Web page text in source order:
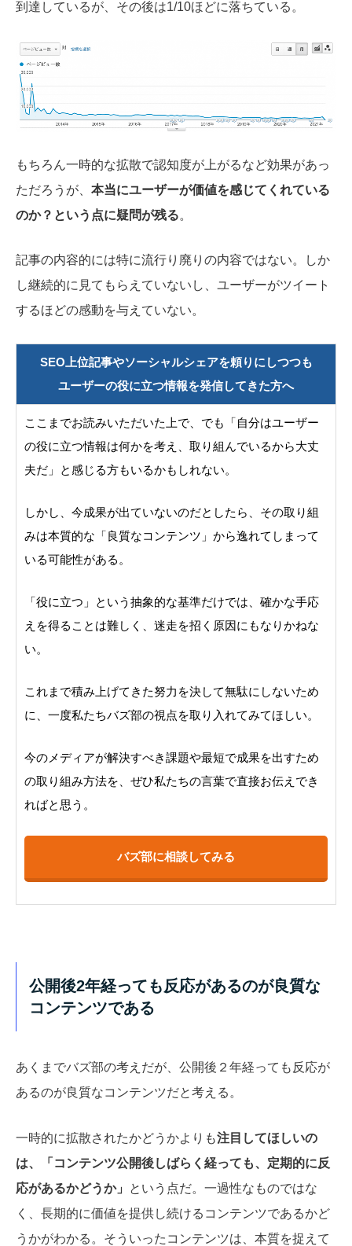
到達しているが、その後は1/10ほどに落ちている。
もちろん一時的な拡散で認知度が上がるなど効果があっ
ただろうが、 本当にユーザーが価値を感じてくれている
のか？という点に疑問が残る。
記事の内容的には特に流行り廃りの内容ではない。しか
し継続的に見てもらえていないし、ユーザーがツイート
するほどの感動を与えていない。
SEO上位記事やソーシャルシェアを頼りにしつつも
ユーザーの役に立つ情報を発信してきた方へ
ここまでお読みいただいた上で、でも「自分はユーザー
の役に立つ情報は何かを考え、取り組んでいるから大丈
夫だ」と感じる方もいるかもしれない。
しかし、今成果が出ていないのだとしたら、その取り組
みは本質的な「良質なコンテンツ」から逸れてしまって
いる可能性がある。
「役に立つ」という抽象的な基準だけでは、確かな手応
えを得ることは難しく、迷走を招く原因にもなりかねな
い。
これまで積み上げてきた努力を決して無駄にしないため
に、一度私たちバズ部の視点を取り入れてみてほしい。
今のメディアが解決すべき課題や最短で成果を出すため
の取り組み方法を、ぜひ私たちの言葉で直接お伝えでき
ればと思う。
バズ部に相談してみる
公開後2年経っても反応があるのが良質な
コンテンツである
あくまでバズ部の考えだが、公開後２年経っても反応が
あるのが良質なコンテンツだと考える。
一時的に拡散されたかどうかよりも注目してほしいの
は、「コンテンツ公開後しばらく経っても、定期的に反
応があるかどうか」
という点だ。一過性なものではな
く、長期的に価値を提供し続けるコンテンツであるかど
うかがわかる。そういったコンテンツは、本質を捉えて